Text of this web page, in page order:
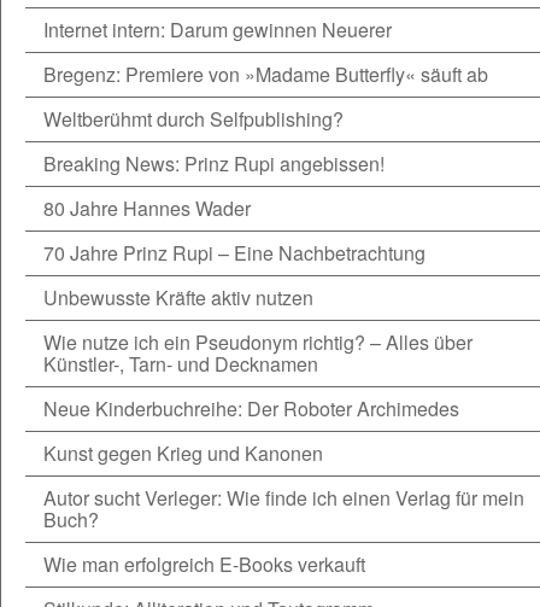
Internet intern: Darum gewinnen Neuerer
Bregenz: Premiere von »Madame Butterfly« säuft ab
Weltberühmt durch Selfpublishing?
Breaking News: Prinz Rupi angebissen!
80 Jahre Hannes Wader
70 Jahre Prinz Rupi – Eine Nachbetrachtung
Unbewusste Kräfte aktiv nutzen
Wie nutze ich ein Pseudonym richtig? – Alles über
Künstler-, Tarn- und Decknamen
Neue Kinderbuchreihe: Der Roboter Archimedes
Kunst gegen Krieg und Kanonen
Autor sucht Verleger: Wie finde ich einen Verlag für mein
Buch?
Wie man erfolgreich E-Books verkauft